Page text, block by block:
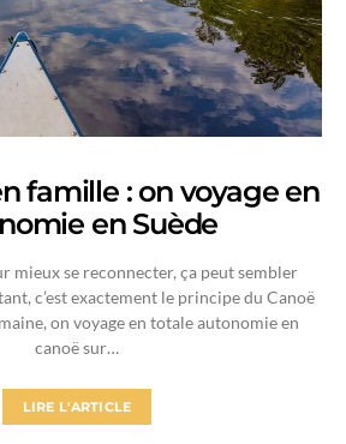
famille : on voyage en
en Suède
mieux se reconnecter, ça peut sembler
c’est exactement le principe du Canoë
on voyage en totale autonomie en
canoë sur…
LIRE L'ARTICLE